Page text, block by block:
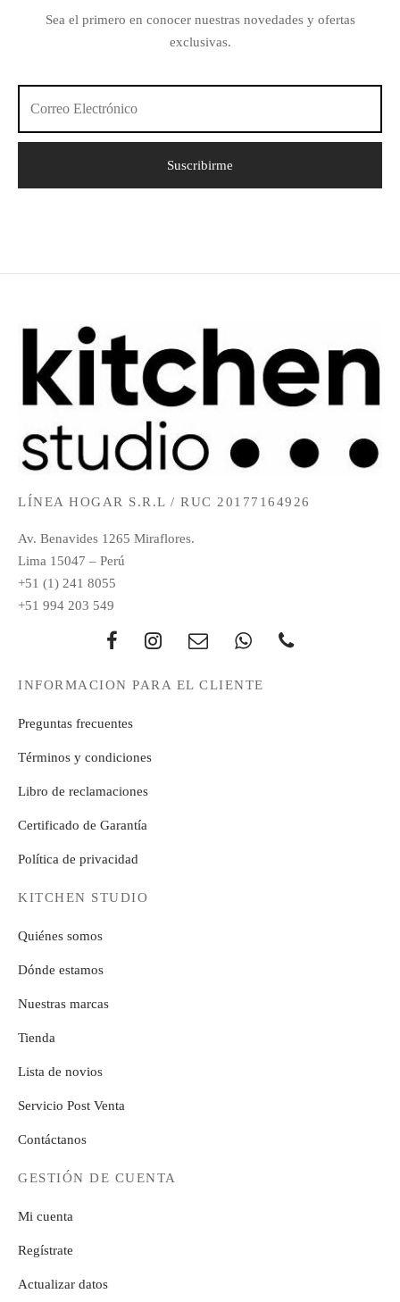
Sea el primero en conocer nuestras novedades y ofertas
exclusivas.
LÍNEA HOGAR S.R.L / RUC 20177164926
Av. Benavides 1265 Miraflores.
Lima 15047 – Perú
+51 (1) 241 8055
+51 994 203 549
INFORMACION PARA EL CLIENTE
Preguntas frecuentes
Términos y condiciones
Libro de reclamaciones
Certificado de Garantía
Política de privacidad
KITCHEN STUDIO
Quiénes somos
Dónde estamos
Nuestras marcas
Tienda
Lista de novios
Servicio Post Venta
Contáctanos
GESTIÓN DE CUENTA
Mi cuenta
Regístrate
Actualizar datos